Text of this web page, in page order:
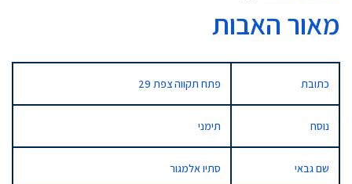
מאור האבות
כתובת פתח תקווה צפת 29
נוסח תימני
שם גבאי סתיו אלמגור